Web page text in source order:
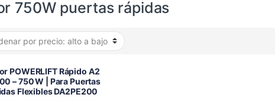
750W puertas rápidas
POWERLIFT Rápido A2
– 750 W | Para Puertas
Flexibles DA2PE200